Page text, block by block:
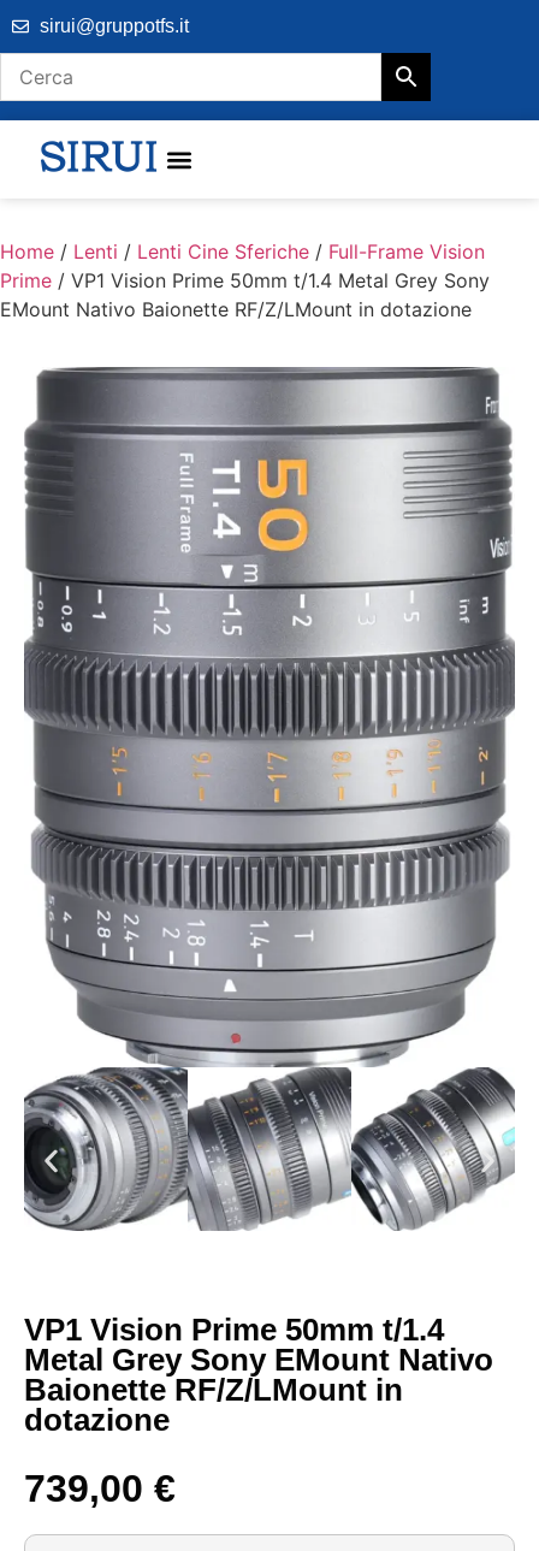
sirui@gruppotfs.it
Home / Lenti / Lenti Cine Sferiche / Full-Frame Vision
Prime / VP1 Vision Prime 50mm t/1.4 Metal Grey Sony
EMount Nativo Baionette RF/Z/LMount in dotazione
VP1 Vision Prime 50mm t/1.4
Metal Grey Sony EMount Nativo
Baionette RF/Z/LMount in
dotazione
739,00 €